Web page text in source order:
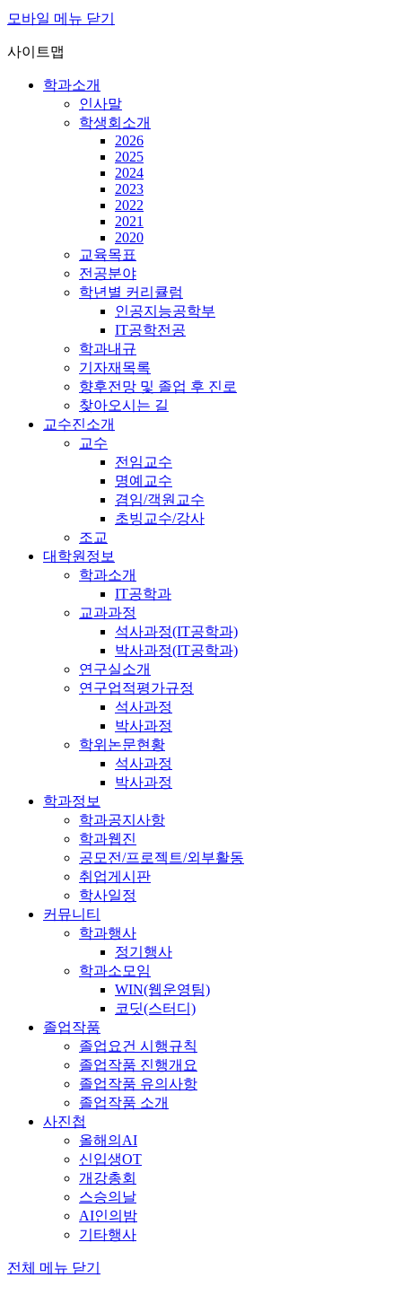
모바일 메뉴 닫기
사이트맵
학과소개
인사말
학생회소개
2026
2025
2024
2023
2022
2021
2020
교육목표
전공분야
학년별 커리큘럼
인공지능공학부
IT공학전공
학과내규
기자재목록
향후전망 및 졸업 후 진로
찾아오시는 길
교수진소개
교수
전임교수
명예교수
겸임/객원교수
초빙교수/강사
조교
대학원정보
학과소개
IT공학과
교과과정
석사과정(IT공학과)
박사과정(IT공학과)
연구실소개
연구업적평가규정
석사과정
박사과정
학위논문현황
석사과정
박사과정
학과정보
학과공지사항
학과웹진
공모전/프로젝트/외부활동
취업게시판
학사일정
커뮤니티
학과행사
정기행사
학과소모임
WIN(웹운영팀)
코딧(스터디)
졸업작품
졸업요건 시행규칙
졸업작품 진행개요
졸업작품 유의사항
졸업작품 소개
사진첩
올해의AI
신입생OT
개강총회
스승의날
AI인의밤
기타행사
전체 메뉴 닫기